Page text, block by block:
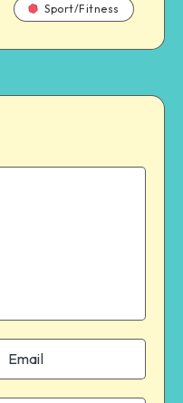
Sport/Fitness